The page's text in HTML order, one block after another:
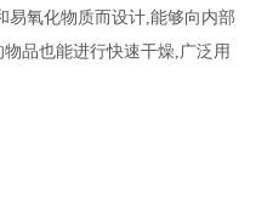
易氧化物质而设计,能够向内部
品也能进行快速干燥,广泛用